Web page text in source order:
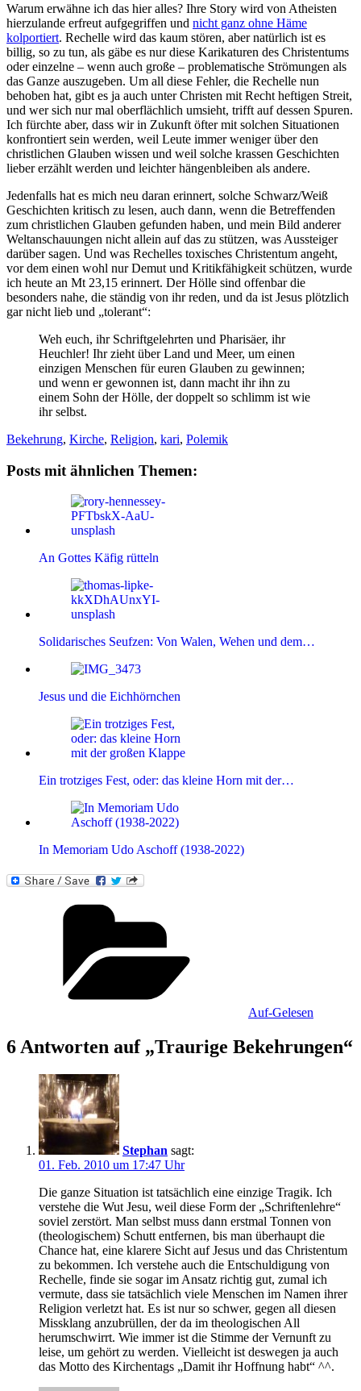
Warum erwähne ich das hier alles? Ihre Story wird von Atheisten
hierzulande erfreut aufgegriffen und nicht ganz ohne Häme
kolportiert. Rechelle wird das kaum stören, aber natürlich ist es
billig, so zu tun, als gäbe es nur diese Karikaturen des Christentums
oder einzelne – wenn auch große – problematische Strömungen als
das Ganze auszugeben. Um all diese Fehler, die Rechelle nun
behoben hat, gibt es ja auch unter Christen mit Recht heftigen Streit,
und wer sich nur mal oberflächlich umsieht, trifft auf dessen Spuren.
Ich fürchte aber, dass wir in Zukunft öfter mit solchen Situationen
konfrontiert sein werden, weil Leute immer weniger über den
christlichen Glauben wissen und weil solche krassen Geschichten
lieber erzählt werden und leichter hängenbleiben als andere.
Jedenfalls hat es mich neu daran erinnert, solche Schwarz/Weiß
Geschichten kritisch zu lesen, auch dann, wenn die Betreffenden
zum christlichen Glauben gefunden haben, und mein Bild anderer
Weltanschauungen nicht allein auf das zu stützen, was Aussteiger
darüber sagen. Und was Rechelles toxisches Christentum angeht,
vor dem einen wohl nur Demut und Kritikfähigkeit schützen, wurde
ich heute an Mt 23,15 erinnert. Der Hölle sind offenbar die
besonders nahe, die ständig von ihr reden, und da ist Jesus plötzlich
gar nicht lieb und „tolerant“:
Weh euch, ihr Schriftgelehrten und Pharisäer, ihr
Heuchler! Ihr zieht über Land und Meer, um einen
einzigen Menschen für euren Glauben zu gewinnen;
und wenn er gewonnen ist, dann macht ihr ihn zu
einem Sohn der Hölle, der doppelt so schlimm ist wie
ihr selbst.
Bekehrung, Kirche, Religion, kari, Polemik
Posts mit ähnlichen Themen:
An Gottes Käfig rütteln
Solidarisches Seufzen: Von Walen, Wehen und dem…
Jesus und die Eichhörnchen
Ein trotziges Fest, oder: das kleine Horn mit der…
In Memoriam Udo Aschoff (1938-2022)
Auf-Gelesen
6 Antworten auf „Traurige Bekehrungen“
Stephan sagt:
01. Feb. 2010 um 17:47 Uhr
Die ganze Situation ist tatsächlich eine einzige Tragik. Ich
verstehe die Wut Jesu, weil diese Form der „Schriftenlehre“
soviel zerstört. Man selbst muss dann erstmal Tonnen von
(theologischem) Schutt entfernen, bis man überhaupt die
Chance hat, eine klarere Sicht auf Jesus und das Christentum
zu bekommen. Ich verstehe auch die Entschuldigung von
Rechelle, finde sie sogar im Ansatz richtig gut, zumal ich
vermute, dass sie tatsächlich viele Menschen im Namen ihrer
Religion verletzt hat. Es ist nur so schwer, gegen all diesen
Missklang anzubrüllen, der da im theologischen All
herumschwirrt. Wie immer ist die Stimme der Vernunft zu
leise, um gehört zu werden. Vielleicht ist deswegen ja auch
das Motto des Kirchentags „Damit ihr Hoffnung habt“ ^^.